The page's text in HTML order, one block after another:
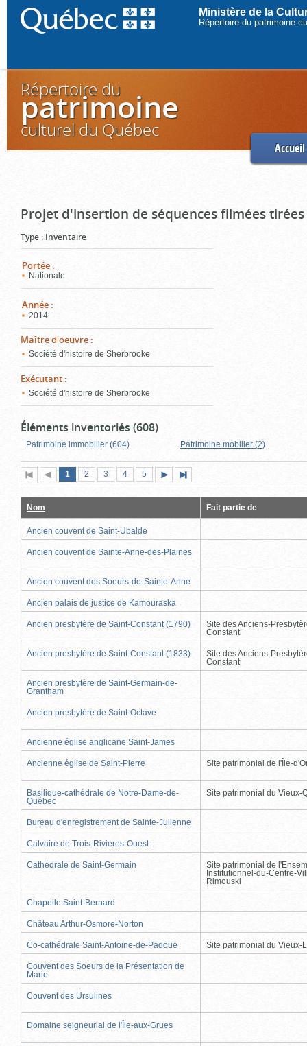
Ministère de la
Répertoire du patrimoine
Répertoire du
patrimoine
culturel du Québec
Accueil
Projet d'insertion de séquences filmées
Type : Inventaire
Portée :
Nationale
Année :
2014
Maître d'oeuvre :
Société d'histoire de Sherbrooke
Exécutant :
Société d'histoire de Sherbrooke
Éléments inventoriés (608)
Patrimoine immobilier (604) Patrimoine mobilier (2)
Première
page
Page
précédente
Page
1 (page
actuelle)
Page
2 Page
3 Page
4 Page
5
suivante
page
Nom Fait partie de
Ancien couvent de Saint-Ubalde
Ancien couvent de Sainte-Anne-des-Plaines
Ancien couvent des Soeurs-de-Sainte-Anne
Ancien palais de justice de Kamouraska
Ancien presbytère de Saint-Constant (1790)
Site des Anciens-
Constant
Ancien presbytère de Saint-Constant (1833)
Site des Anciens-
Constant
Ancien presbytère de Saint-Germain-de-
Grantham
Ancien presbytère de Saint-Octave
Ancienne église anglicane Saint-James
Ancienne église de Saint-Pierre Site patrimonial de l'Île-
Basilique-cathédrale de Notre-Dame-de-
Québec
Site patrimonial du Vieux-
Bureau d'enregistrement de Sainte-Julienne
Calvaire de Trois-Rivières-Ouest
Cathédrale de Saint-Germain
Site patrimonial de
Institutionnel-du-Centre-
Rimouski
Chapelle Saint-Bernard
Château Arthur-Osmore-Norton
Co-cathédrale Saint-Antoine-de-Padoue Site patrimonial du Vieux-
Couvent des Soeurs de la Présentation de
Marie
Couvent des Ursulines
Domaine seigneurial de l'Île-aux-Grues